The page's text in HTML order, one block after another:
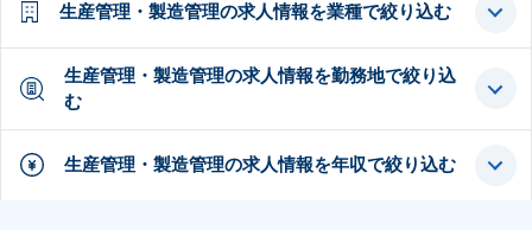
生産管理・製造管理の求人情報を業種で絞り込む
生産管理・製造管理の求人情報を勤務地で絞り込
む
生産管理・製造管理の求人情報を年収で絞り込む